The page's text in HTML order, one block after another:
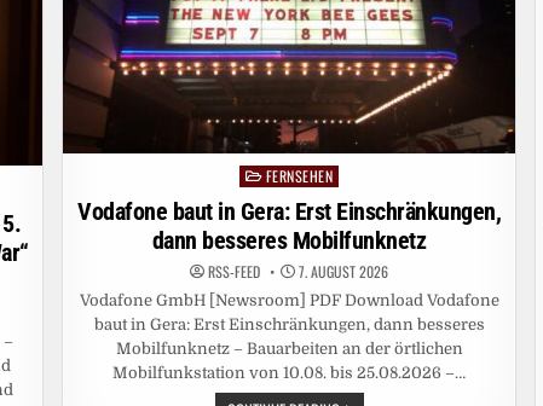
–
Posted
in
FERNSEHEN
Vodafone baut in Gera: Erst Einschränkungen,
dann besseres Mobilfunknetz
RSS-FEED 7. AUGUST 2026
Vodafone GmbH [Newsroom] PDF Download Vodafone
baut in Gera: Erst Einschränkungen, dann besseres
Mobilfunknetz – Bauarbeiten an der örtlichen
Mobilfunkstation von 10.08. bis 25.08.2026 –…